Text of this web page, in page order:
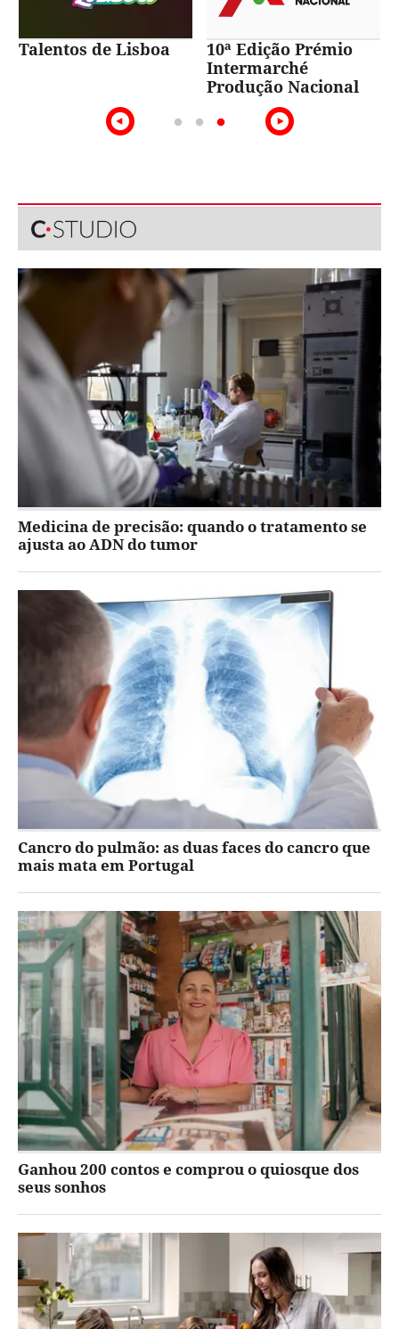
Talentos de Lisboa
10ª Edição Prémio
Intermarché
Produção Nacional
Medicina de precisão: quando o tratamento se
ajusta ao ADN do tumor
Cancro do pulmão: as duas faces do cancro que
mais mata em Portugal
Ganhou 200 contos e comprou o quiosque dos
seus sonhos